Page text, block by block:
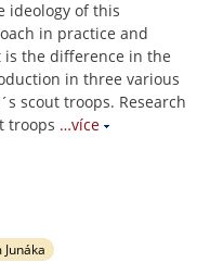
ideology of this
in practice and
is the difference in the
in three various
scout troops. Research
troops …více